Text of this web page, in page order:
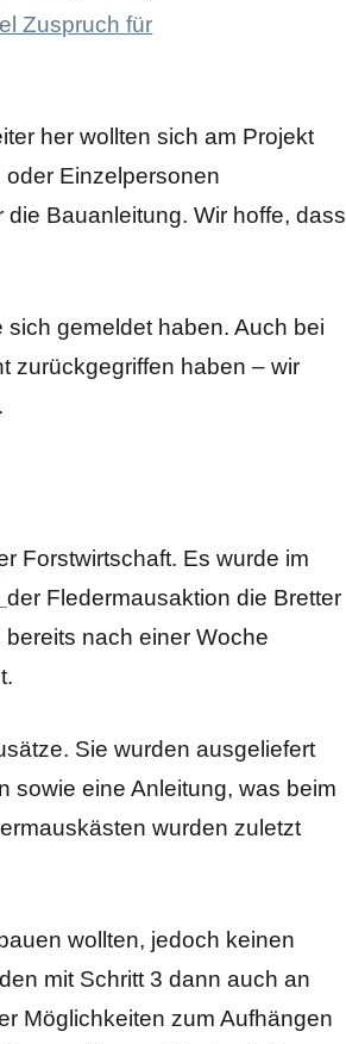
Zuspruch für
her wollten sich am Projekt
oder Einzelpersonen
Bauanleitung. Wir hoffe, dass
sich gemeldet haben. Auch bei
zurückgegriffen haben – wir
Forstwirtschaft. Es wurde im
der Fledermausaktion die Bretter
nach einer Woche
Sie wurden ausgeliefert
sowie eine Anleitung, was beim
wurden zuletzt
wollten, jedoch keinen
mit Schritt 3 dann auch an
Möglichkeiten zum Aufhängen